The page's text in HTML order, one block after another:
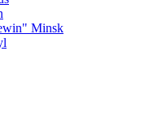
Minsk